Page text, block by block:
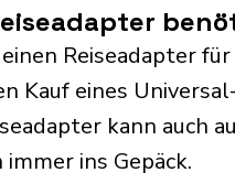
Reiseadapter
Kauf eines
kann auch
immer ins Gepäck.